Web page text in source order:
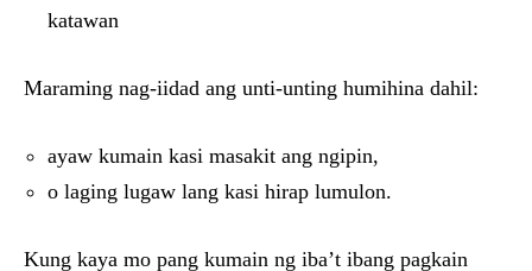
katawan
Maraming nag-iidad ang unti-unting humihina dahil:
ayaw kumain kasi masakit ang ngipin,
o laging lugaw lang kasi hirap lumulon.
Kung kaya mo pang kumain ng iba’t ibang pagkain